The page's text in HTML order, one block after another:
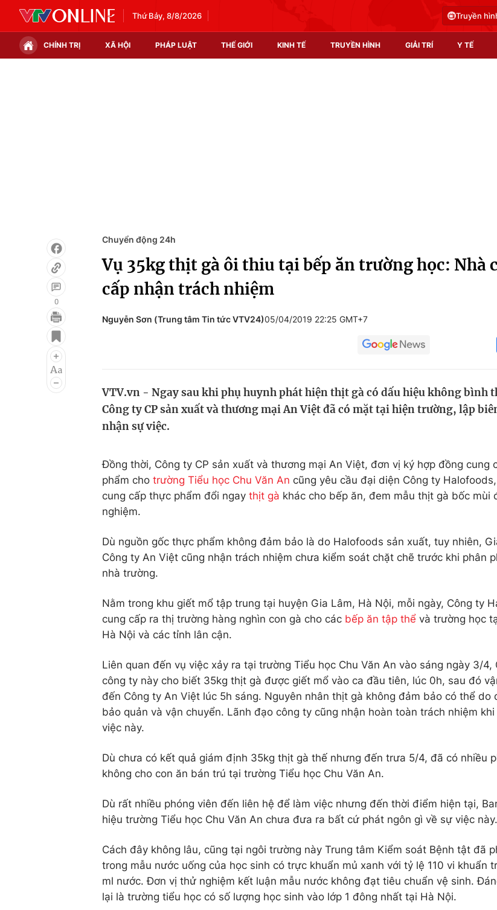
Thứ Bảy, 8/8/2026 Truyền
CHÍNH TRỊ XÃ HỘI PHÁP LUẬT THẾ GIỚI KINH TẾ TRUYỀN HÌNH GIẢI TRÍ Y TẾ
Điện ảnh
Âm nhạc
Chất lượng cuộc sống
Tuyển sinh
Thị
0
Chuyển động 24h
Vụ 35kg thịt gà ôi thiu tại bếp ăn trường học: Nhà
cấp nhận trách nhiệm
Nguyễn Sơn (Trung tâm Tin tức VTV24)05/04/2019 22:25 GMT+7
VTV.vn - Ngay sau khi phụ huynh phát hiện thịt gà có dấu hiệu không bình
Công ty CP sản xuất và thương mại An Việt đã có mặt tại hiện trường, lập
nhận sự việc.
Đồng thời, Công ty CP sản xuất và thương mại An Việt, đơn vị ký hợp đồng cung
phẩm cho trường Tiểu học Chu Văn An cũng yêu cầu đại diện Công ty
cung cấp thực phẩm đổi ngay thịt gà khác cho bếp ăn, đem mẫu thịt gà bốc mùi
nghiệm.
Dù nguồn gốc thực phẩm không đảm bảo là do Halofoods sản xuất, tuy nhiên,
Công ty An Việt cũng nhận trách nhiệm chưa kiểm soát chặt chẽ trước khi phân
nhà trường.
Nằm trong khu giết mổ tập trung tại huyện Gia Lâm, Hà Nội, mỗi ngày, Công ty
cung cấp ra thị trường hàng nghìn con gà cho các bếp ăn tập thể và trường học
Hà Nội và các tỉnh lân cận.
Liên quan đến vụ việc xảy ra tại trường Tiểu học Chu Văn An vào sáng ngày 3/4,
công ty này cho biết 35kg thịt gà được giết mổ vào ca đầu tiên, lúc 0h, sau đó
đến Công ty An Việt lúc 5h sáng. Nguyên nhân thịt gà không đảm bảo có thể do
bảo quản và vận chuyển. Lãnh đạo công ty cũng nhận hoàn toàn trách nhiệm khi
việc này.
Dù chưa có kết quả giám định 35kg thịt gà thế nhưng đến trưa 5/4, đã có nhiều
không cho con ăn bán trú tại trường Tiểu học Chu Văn An.
Dù rất nhiều phóng viên đến liên hệ để làm việc nhưng đến thời điểm hiện tại,
hiệu trường Tiểu học Chu Văn An chưa đưa ra bất cứ phát ngôn gì về sự việc này.
Cách đây không lâu, cũng tại ngôi trường này Trung tâm Kiểm soát Bệnh tật đã
trong mẫu nước uống của học sinh có trực khuẩn mủ xanh với tỷ lệ 110 vi khuẩn
ml nước. Đơn vị thử nghiệm kết luận mẫu nước không đạt tiêu chuẩn vệ sinh.
lại là trường tiểu học có số lượng học sinh vào lớp 1 đông nhất tại Hà Nội.